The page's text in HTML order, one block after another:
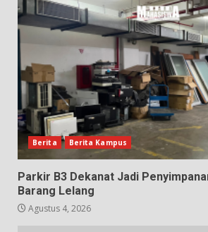
Berita Berita Kampus
Parkir B3 Dekanat Jadi
Barang Lelang
Agustus 4, 2026